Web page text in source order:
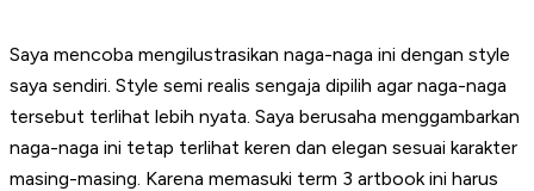
Saya mencoba mengilustrasikan naga-naga ini dengan style
saya sendiri. Style semi realis sengaja dipilih agar naga-naga
tersebut terlihat lebih nyata. Saya berusaha menggambarkan
naga-naga ini tetap terlihat keren dan elegan sesuai karakter
masing-masing. Karena memasuki term 3 artbook ini harus